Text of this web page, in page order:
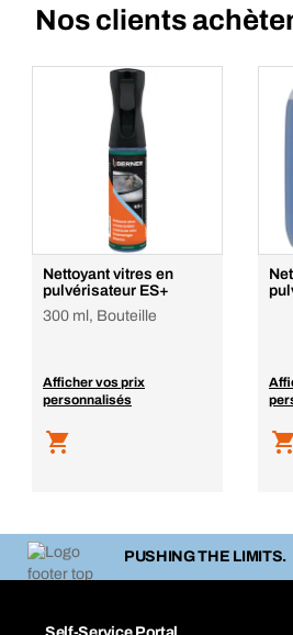
Nos clients
Nettoyant vitres en
pulvérisateur ES+
300 ml, Bouteille
Afficher vos prix
personnalisés
PUSHING THE LIMITS.